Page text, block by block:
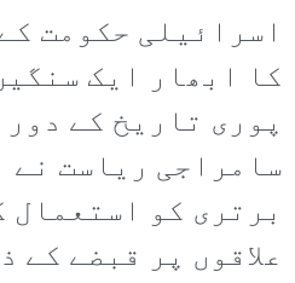
اسرائیلی حکومت
کا ابھار ایک
پوری تاریخ کے
سامراجی ریاست نے
برتری کو
علاقوں پر قبضے کے